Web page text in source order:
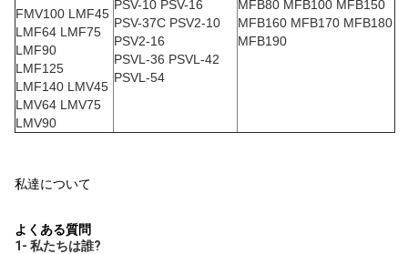
FMV100 LMF45
LMF64 LMF75
LMF90
LMF125
LMF140 LMV45
LMV64 LMV75
LMV90
PSV-10 PSV-16
PSV-37C PSV2-10
PSV2-16
PSVL-36 PSVL-42
PSVL-54
MFB80 MFB100 MFB150
MFB160 MFB170 MFB180
MFB190
私達について
よくある質問
1- 私たちは誰?